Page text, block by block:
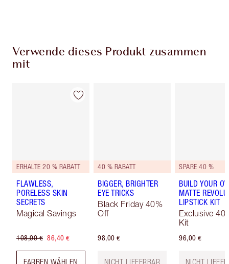
Verwende dieses Produkt zusammen
mit
ERHALTE 20 % RABATT
FLAWLESS,
PORELESS SKIN
SECRETS
Magical Savings
108,00 € 86,40 €
FARBEN WÄHLEN
40 % RABATT
BIGGER, BRIGHTER
EYE TRICKS
Black Friday 40%
Off
98,00 €
NICHT LIEFERBAR
SPARE 40 %
BUILD YOUR
MATTE
LIPSTICK KIT
Exclusive
Kit
96,00 €
NICHT